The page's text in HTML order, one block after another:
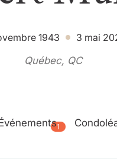
1943
3 mai
Québec, QC
1